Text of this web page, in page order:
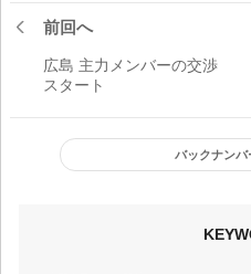
前回へ
広島 主力メンバーの交渉
スタート
バックナンバ